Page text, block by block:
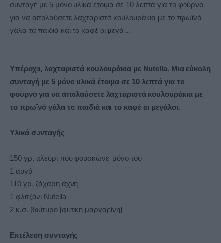
συνταγή με 5 μόνο υλικά έτοιμα σε 10 λεπτά για το φούρνο
για να απολαύσετε λαχταριστά κουλουράκια με το πρωϊνό
γάλα τα παιδιά και το καφέ οι μεγά…
Υπέροχα, λαχταριστά κουλουράκια με Nutella. Μια εύκολη
συνταγή με 5 μόνο υλικά έτοιμα σε 10 λεπτά για το
φούρνο για να απολαύσετε λαχταριστά κουλουράκια με
το πρωϊνό γάλα τα παιδιά και το καφέ οι μεγάλοι.
Υλικά συνταγής
150 γρ. αλεύρι που φουσκώνει μόνο του
1 αυγό
110 γρ. ζάχαρη άχνη
1 φλιτζάνι Nutella
2 κ.σ. βούτυρο [φυτική μαργαρίνη]
Εκτέλεση συνταγής